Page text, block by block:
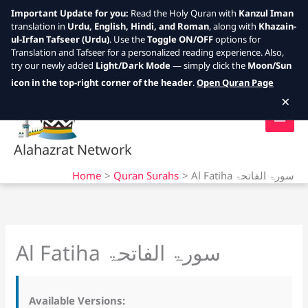
Skip
Alahazrat Network
Home Quran Surahs Al Fatiha سورۃ الفاتحۃ
Al Fatiha سورۃ الفاتحۃ
Available Versions:
Important Update for you: Read the Holy Quran with Kanzul Iman
translation in Urdu, English, Hindi, and Roman, along with Khazain-
ul-Irfan Tafseer (Urdu). Use theToggle ON/OFFoptions for
Translation and Tafseer for a personalized reading experience. Also,
try our newly added Light/Dark Mode— simply click the Moon/Sun
icon in the top-right corner of the header.Open Quran Page
×